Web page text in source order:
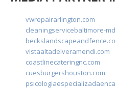
vwrepairarlington.com
cleaningservicebaltimore-
vistaaltadelveramendi.com
coastlinecateringnc.com
cuesburgershouston.com